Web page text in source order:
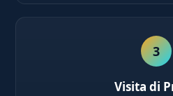
3
Visita di